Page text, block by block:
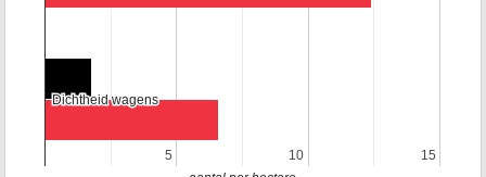
5
5 10
10 15
15
Dichtheid wagens
Dichtheid wagens